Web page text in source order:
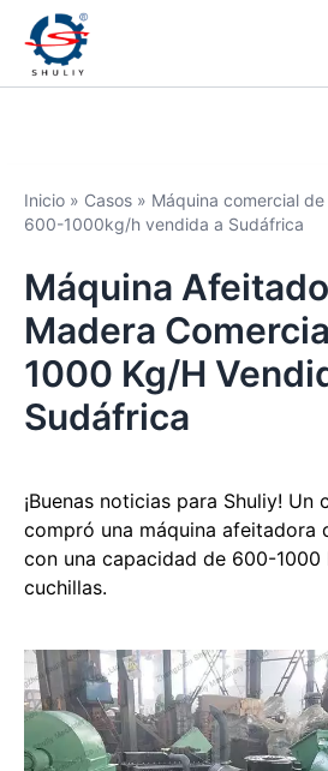
Inicio » Casos » Máquina comercial
600-1000kg/h vendida a Sudáfrica
Máquina
Madera
1000 Kg/h
Sudáfrica
¡Buenas noticias para Shuliy! Un
compró una máquina afeitadora
con una capacidad de 600-
cuchillas.